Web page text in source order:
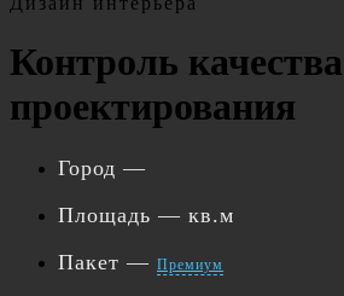
Контроль качества
проектирования
Город —
Площадь — кв.м
Пакет — Премиум